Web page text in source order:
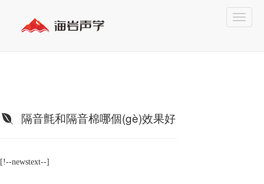
隔音氈和隔音棉哪個(gè)效果好
[!--newstext--]